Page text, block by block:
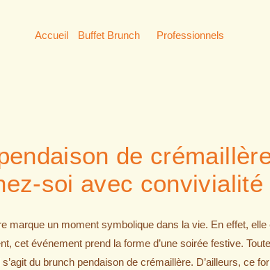
Accueil Buffet Brunch Professionnels
de
soi avec convivialité
marque un moment symbolique dans la vie. En effet, elle
cet événement prend la forme d’une soirée festive.
du brunch pendaison de crémaillère. D’ailleurs, ce